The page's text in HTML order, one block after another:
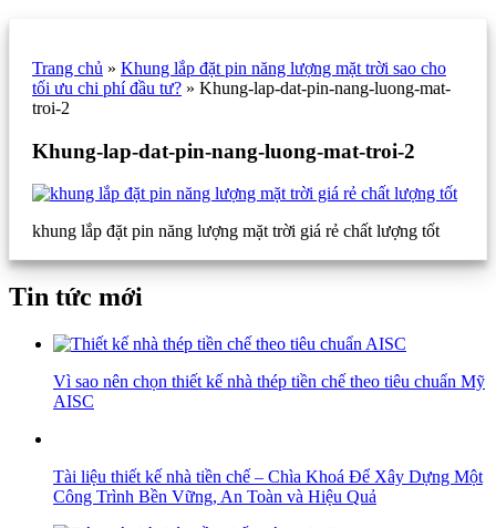
Trang chủ » Khung lắp đặt pin năng lượng mặt trời sao cho
tối ưu chi phí đầu tư? » Khung-lap-dat-pin-nang-luong-mat-
troi-2
Khung-lap-dat-pin-nang-luong-mat-troi-2
khung lắp đặt pin năng lượng mặt trời giá rẻ chất lượng tốt
Tin tức mới
Vì sao nên chọn thiết kế nhà thép tiền chế theo tiêu chuẩn Mỹ
AISC
Tài liệu thiết kế nhà tiền chế – Chìa Khoá Để Xây Dựng Một
Công Trình Bền Vững, An Toàn và Hiệu Quả